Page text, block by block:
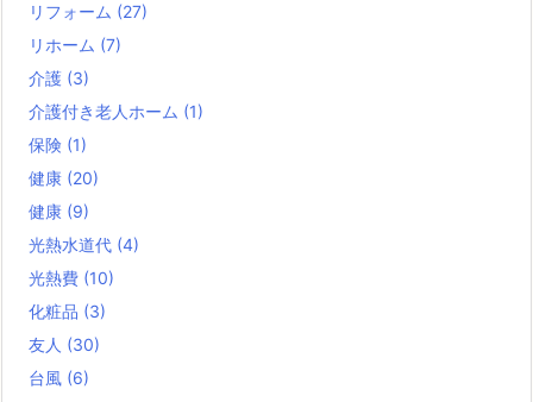
リフォーム (27)
リホーム (7)
介護 (3)
介護付き老人ホーム (1)
保険 (1)
健康 (20)
健康 (9)
光熱水道代 (4)
光熱費 (10)
化粧品 (3)
友人 (30)
台風 (6)